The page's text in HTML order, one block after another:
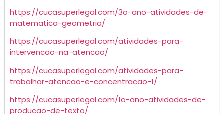
https://cucasuperlegal.com/3o-ano-atividades-de-
matematica-geometria/
https://cucasuperlegal.com/atividades-para-
intervencao-na-atencao/
https://cucasuperlegal.com/atividades-para-
trabalhar-atencao-e-concentracao-1/
https://cucasuperlegal.com/1o-ano-atividades-de-
producao-de-texto/